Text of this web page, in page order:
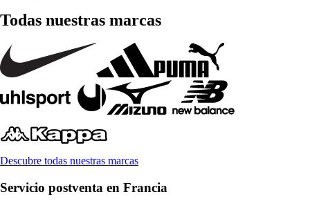
Todas nuestras marcas
Descubre todas nuestras marcas
Servicio postventa en Francia